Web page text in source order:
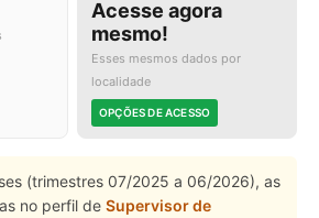
Acesse agora
mesmo!
Esses mesmos dados por
localidade
OPÇÕES DE ACESSO
(trimestres 07/2025 a 06/2026), as
no perfil de Supervisor de